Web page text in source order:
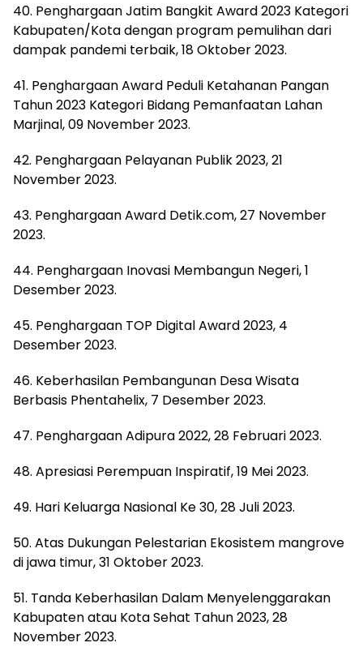
40. Penghargaan Jatim Bangkit Award 2023 Kategori
Kabupaten/Kota dengan program pemulihan dari
dampak pandemi terbaik, 18 Oktober 2023.
41. Penghargaan Award Peduli Ketahanan Pangan
Tahun 2023 Kategori Bidang Pemanfaatan Lahan
Marjinal, 09 November 2023.
42. Penghargaan Pelayanan Publik 2023, 21
November 2023.
43. Penghargaan Award Detik.com, 27 November
2023.
44. Penghargaan Inovasi Membangun Negeri, 1
Desember 2023.
45. Penghargaan TOP Digital Award 2023, 4
Desember 2023.
46. Keberhasilan Pembangunan Desa Wisata
Berbasis Phentahelix, 7 Desember 2023.
47. Penghargaan Adipura 2022, 28 Februari 2023.
48. Apresiasi Perempuan Inspiratif, 19 Mei 2023.
49. Hari Keluarga Nasional Ke 30, 28 Juli 2023.
50. Atas Dukungan Pelestarian Ekosistem mangrove
di jawa timur, 31 Oktober 2023.
51. Tanda Keberhasilan Dalam Menyelenggarakan
Kabupaten atau Kota Sehat Tahun 2023, 28
November 2023.